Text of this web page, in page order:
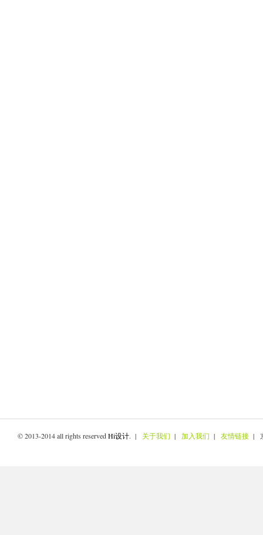
© 2013-2014 all rights reservedHi设计. | 关于我们 | 加入我们 | 友情链接 |